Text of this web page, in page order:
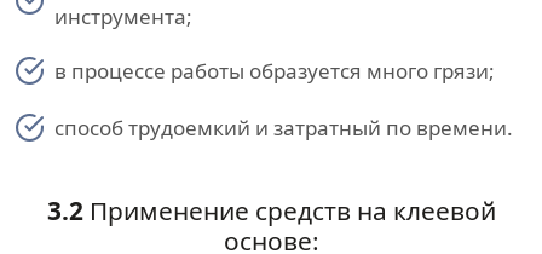
инструмента;
в процессе работы образуется много грязи;
способ трудоемкий и затратный по времени.
3.2Применение средств на клеевой
основе: